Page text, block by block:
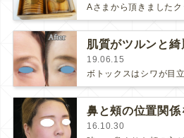
肌質がツルンと
19.06.15
鼻と頰の位置関
16.10.30